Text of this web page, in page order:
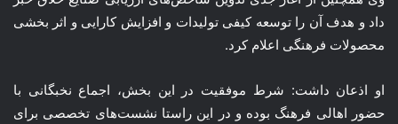
داد و هدف آن را توسعه کیفی تولیدات و افزایش کارایی و اثر بخشی
محصولات فرهنگی اعلام کرد.
او اذعان داشت: شرط موفقیت در این بخش، اجماع نخبگانی با
حضور اهالی فرهنگ بوده و در این راستا نشست‌های تخصصی برای